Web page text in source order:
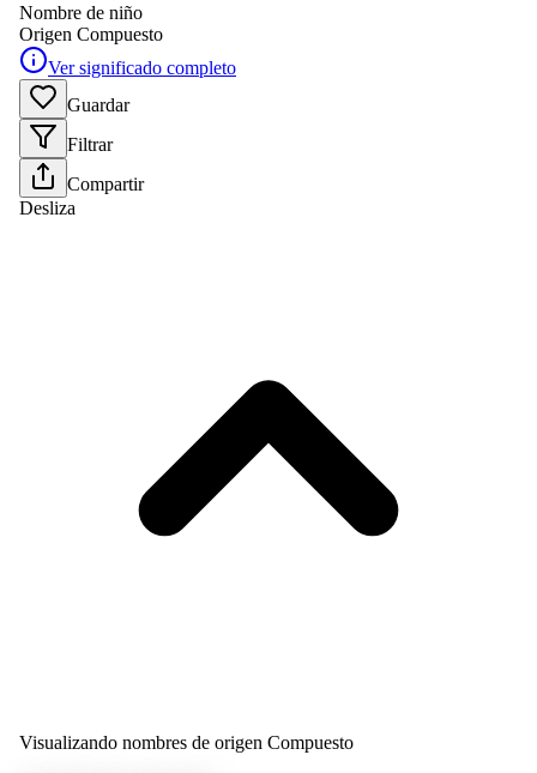
Nombre de niño
Origen Compuesto
Ver significado completo
Guardar
Filtrar
Compartir
Desliza
Visualizando nombres de origen Compuesto